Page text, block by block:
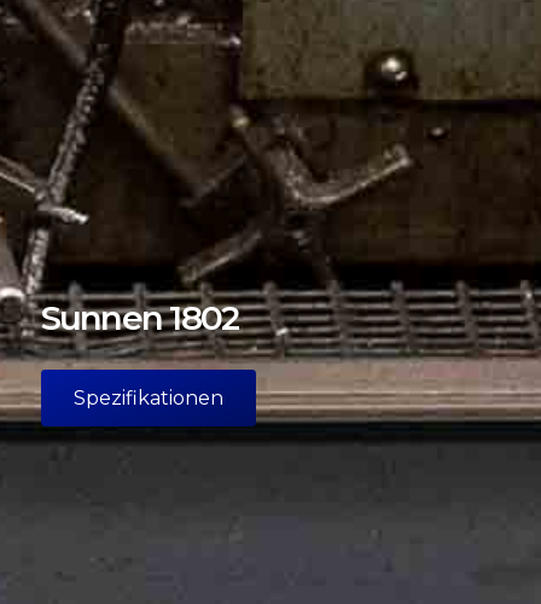
Sunnen 1802
Spezifikationen